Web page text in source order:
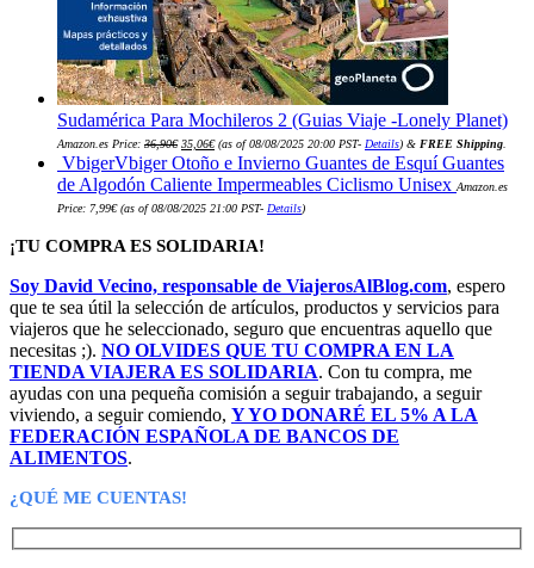
Sudamérica Para Mochileros 2 (Guias Viaje -Lonely Planet)
Amazon.es Price: 36,90€ precio
original
era:
36,90€.
35,06€precio
actual
es:
35,06€.
(as of 08/08/2025 20:00 PST- Details) & FREE Shipping
VbigerVbiger Otoño e Invierno Guantes de Esquí Guantes
de Algodón Caliente Impermeables Ciclismo Unisex Amazon.es
Price: 7,99€(as of 08/08/2025 21:00 PST- Details)
¡TU COMPRA ES SOLIDARIA!
Soy David Vecino, responsable de ViajerosAlBlog.com, espero
que te sea útil la selección de artículos, productos y servicios para
viajeros que he seleccionado, seguro que encuentras aquello que
necesitas ;). NO OLVIDES QUE TU COMPRA EN LA
TIENDA VIAJERA ES SOLIDARIA. Con tu compra, me
ayudas con una pequeña comisión a seguir trabajando, a seguir
viviendo, a seguir comiendo, Y YO DONARÉ EL 5% A LA
FEDERACIÓN ESPAÑOLA DE BANCOS DE
ALIMENTOS.
¿QUÉ ME CUENTAS!